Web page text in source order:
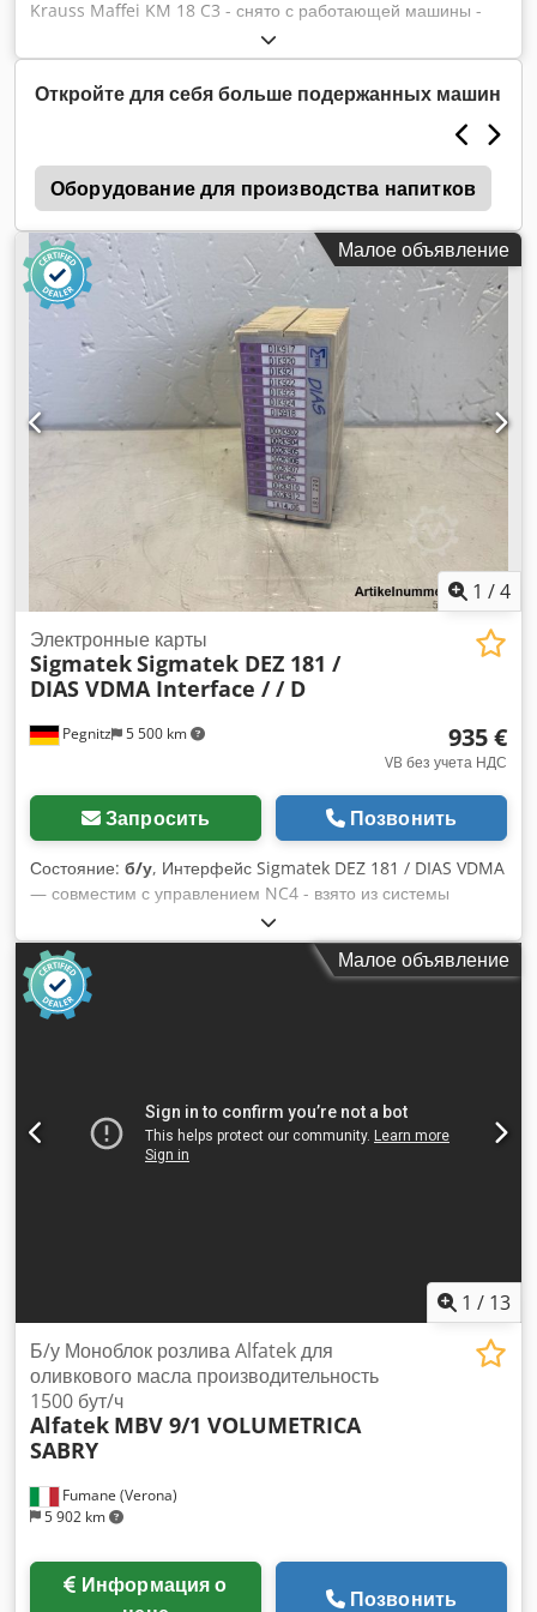
Krauss Maffei KM 18 C3 - снято с работающей машины -
полностью функциональныйПроизводитель: Sigmatek Тип:
300CF Dcedpfoltrptjx Aa Isk Номер запасной части: 5 Tand:
используется
Откройте для себя больше подержанных машин
Оборудование для производства напитков
Малое объявление
1 /4
Pegnitz 5 500 km
Электронные карты
SigmatekSigmatek DEZ 181 /
DIAS VDMA Interface / / D
935 €
VB без учета НДС
Запросить Позвонить
Состояние: б/у, Интерфейс Sigmatek DEZ 181 / DIAS VDMA
— совместим с управлением NC4 - взято из системы
Demag ET 6 - снято с работающей машины - полностью
функциональныйПроизводитель: Sigmatek Тип: DEZ181
Dedpfx Aorr Efkja Ieck Номер запасной части: Номер
производителя: D Tand: используется
Малое объявление
1 / 13
Fumane (Verona)
5 902 km
Б/у Моноблок розлива Alfatek для
оливкового масла производительность
1500 бут/ч
Alfatek MBV 9/1 VOLUMETRICA
SABRY
Позвонить